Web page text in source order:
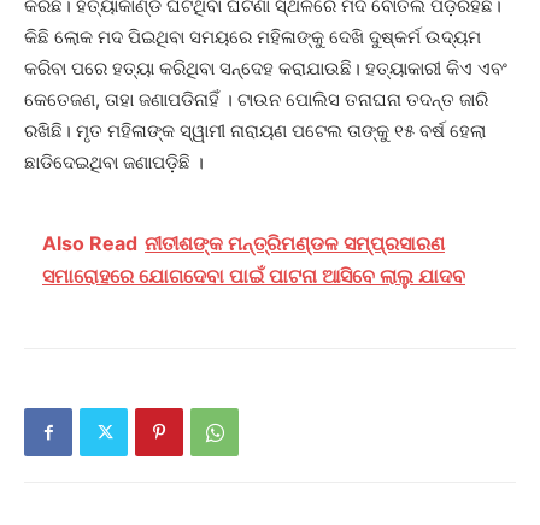
କରିଛି। ହତ୍ୟାକାଣ୍ଡ ଘଟିଥିବା ଘଟଣା ସ୍ଥଳରେ ମଦ ବୋତଲ ପଡ଼ିରହିଛି।
କିଛି ଲୋକ ମଦ ପିଇଥିବା ସମୟରେ ମହିଳାଙ୍କୁ ଦେଖି ଦୁଷ୍କର୍ମ ଉଦ୍ୟମ
କରିବା ପରେ ହତ୍ୟା କରିଥିବା ସନ୍ଦେହ କରାଯାଉଛି। ହତ୍ୟାକାରୀ କିଏ ଏବଂ
କେତେଜଣ, ତାହା ଜଣାପଡିନାହିଁ । ଟାଉନ ପୋଲିସ ତନାଘନା ତଦନ୍ତ ଜାରି
ରଖିଛି। ମୃତ ମହିଳାଙ୍କ ସ୍ୱାମୀ ନାରାୟଣ ପଟେଲ ତାଙ୍କୁ ୧୫ ବର୍ଷ ହେଲା
ଛାଡିଦେଇଥିବା ଜଣାପଡ଼ିଛି ।
Also Read ନୀତୀଶଙ୍କ ମନ୍ତ୍ରିମଣ୍ଡଳ ସମ୍ପ୍ରସାରଣ
ସମାରୋହରେ ଯୋଗଦେବା ପାଇଁ ପାଟନା ଆସିବେ ଲାଲୁ ଯାଦବ